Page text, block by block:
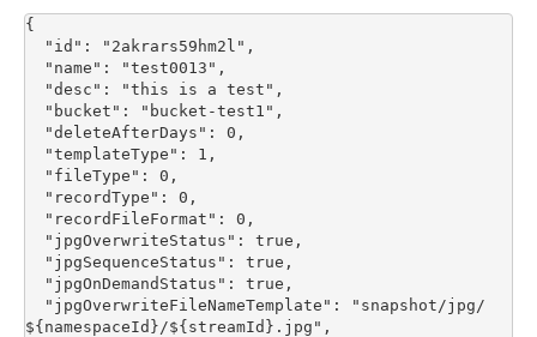
{
${namespaceId}/${streamId}.jpg",